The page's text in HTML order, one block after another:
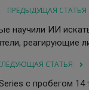
ПРЕДЫДУЩАЯ СТАТЬЯ
научили ИИ
реагирующие
СТАТЬЯ
с пробегом